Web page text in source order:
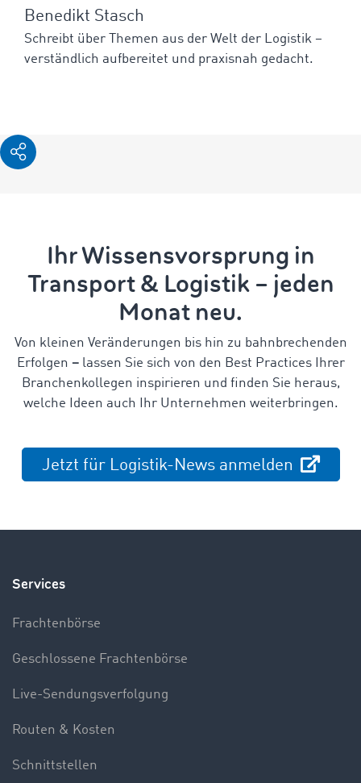
Benedikt Stasch
Schreibt über Themen aus der Welt der Logistik –
verständlich aufbereitet und praxisnah gedacht.
Ihr Wissensvorsprung in
Transport & Logistik – jeden
Monat neu.
Von kleinen Veränderungen bis hin zu bahnbrechenden
Erfolgen –lassen Sie sich von den Best Practices Ihrer
Branchenkollegen inspirieren und finden Sie heraus,
welche Ideen auch Ihr Unternehmen weiterbringen.
Jetzt für Logistik-News anmelden
Services
Frachtenbörse
Geschlossene Frachtenbörse
Live-Sendungsverfolgung
Routen & Kosten
Schnittstellen